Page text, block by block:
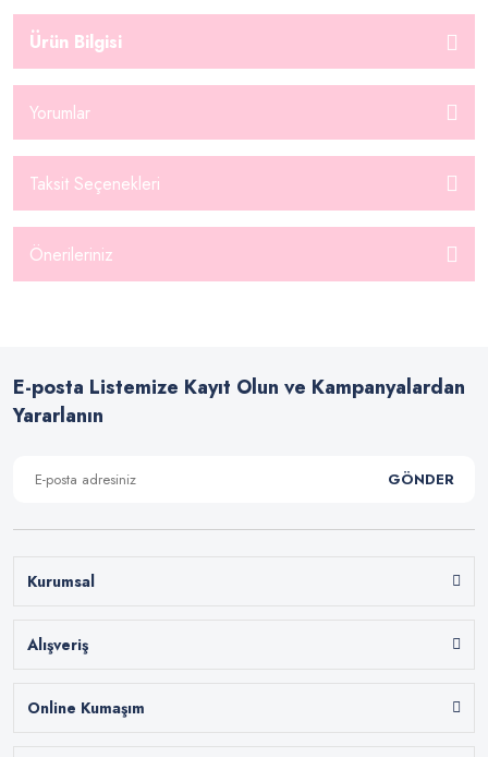
Ürün Bilgisi
Yorumlar
Taksit Seçenekleri
Önerileriniz
E-posta Listemize Kayıt Olun ve Kampanyalardan
Yararlanın
GÖNDER
Kurumsal
Alışveriş
Online Kumaşım